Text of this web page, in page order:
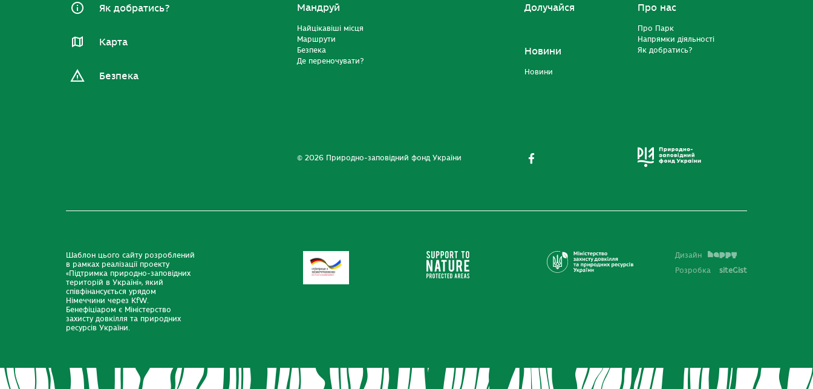
Як добратись?
Карта
Безпека
Мандруй
Найцікавіші місця
Маршрути
Безпека
Де переночувати?
Долучайся
Новини
Новини
Про нас
Про Парк
Напрямки діяльності
Як добратись?
© 2026 Природно-заповідний фонд України
Шаблон цього сайту розроблений
в рамках реалізації проекту
«Підтримка природно-заповідних
територій в Україні», який
співфінансується урядом
Німеччини через KfW.
Бенефіціаром є Міністерство
захисту довкілля та природних
ресурсів України.
Дизайн
Розробка
siteGist